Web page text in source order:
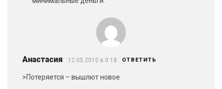
Анастасия 12.05.2010 в 0:18 ОТВЕТИТЬ
>Потеряется – вышлют новое